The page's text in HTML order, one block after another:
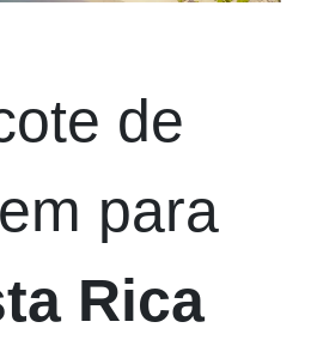
de
para
Rica